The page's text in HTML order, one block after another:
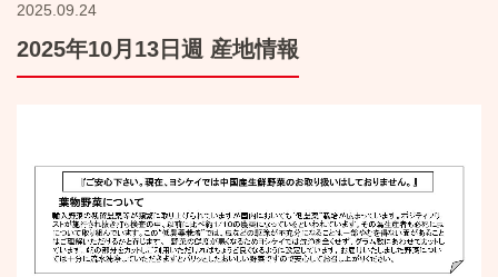
2025.09.24
2025年10月13日週 産地情報